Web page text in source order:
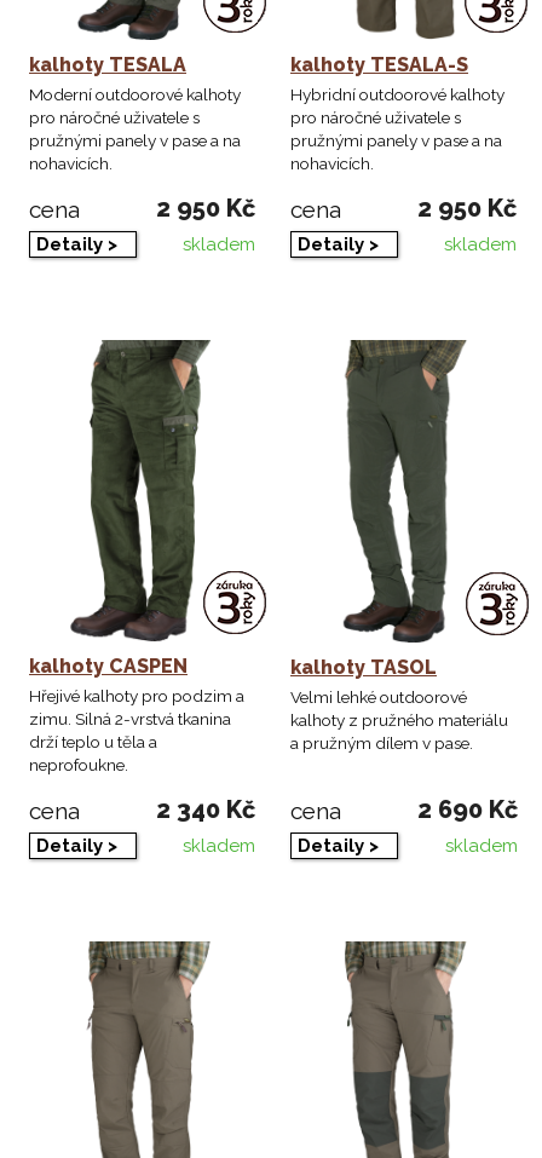
kalhoty TESALA
Moderní outdoorové kalhoty
pro náročné uživatele s
pružnými panely v pase a na
nohavicích.
cena 2 950 Kč
Detaily > skladem
kalhoty TESALA-S
Hybridní outdoorové kalhoty
pro náročné uživatele s
pružnými panely v pase a na
nohavicích.
cena 2 950 Kč
Detaily > skladem
kalhoty CASPEN
Hřejivé kalhoty pro podzim a
zimu. Silná 2-vrstvá tkanina
drží teplo u těla a
neprofoukne.
cena 2 340 Kč
Detaily > skladem
kalhoty TASOL
Velmi lehké outdoorové
kalhoty z pružného materiálu
a pružným dílem v pase.
cena 2 690 Kč
Detaily > skladem